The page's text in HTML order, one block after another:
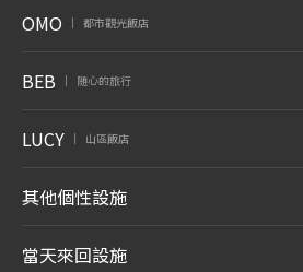
OMO 都市觀光飯店
BEB 随心的旅行
LUCY 山區飯店
其他個性設施
當天來回設施